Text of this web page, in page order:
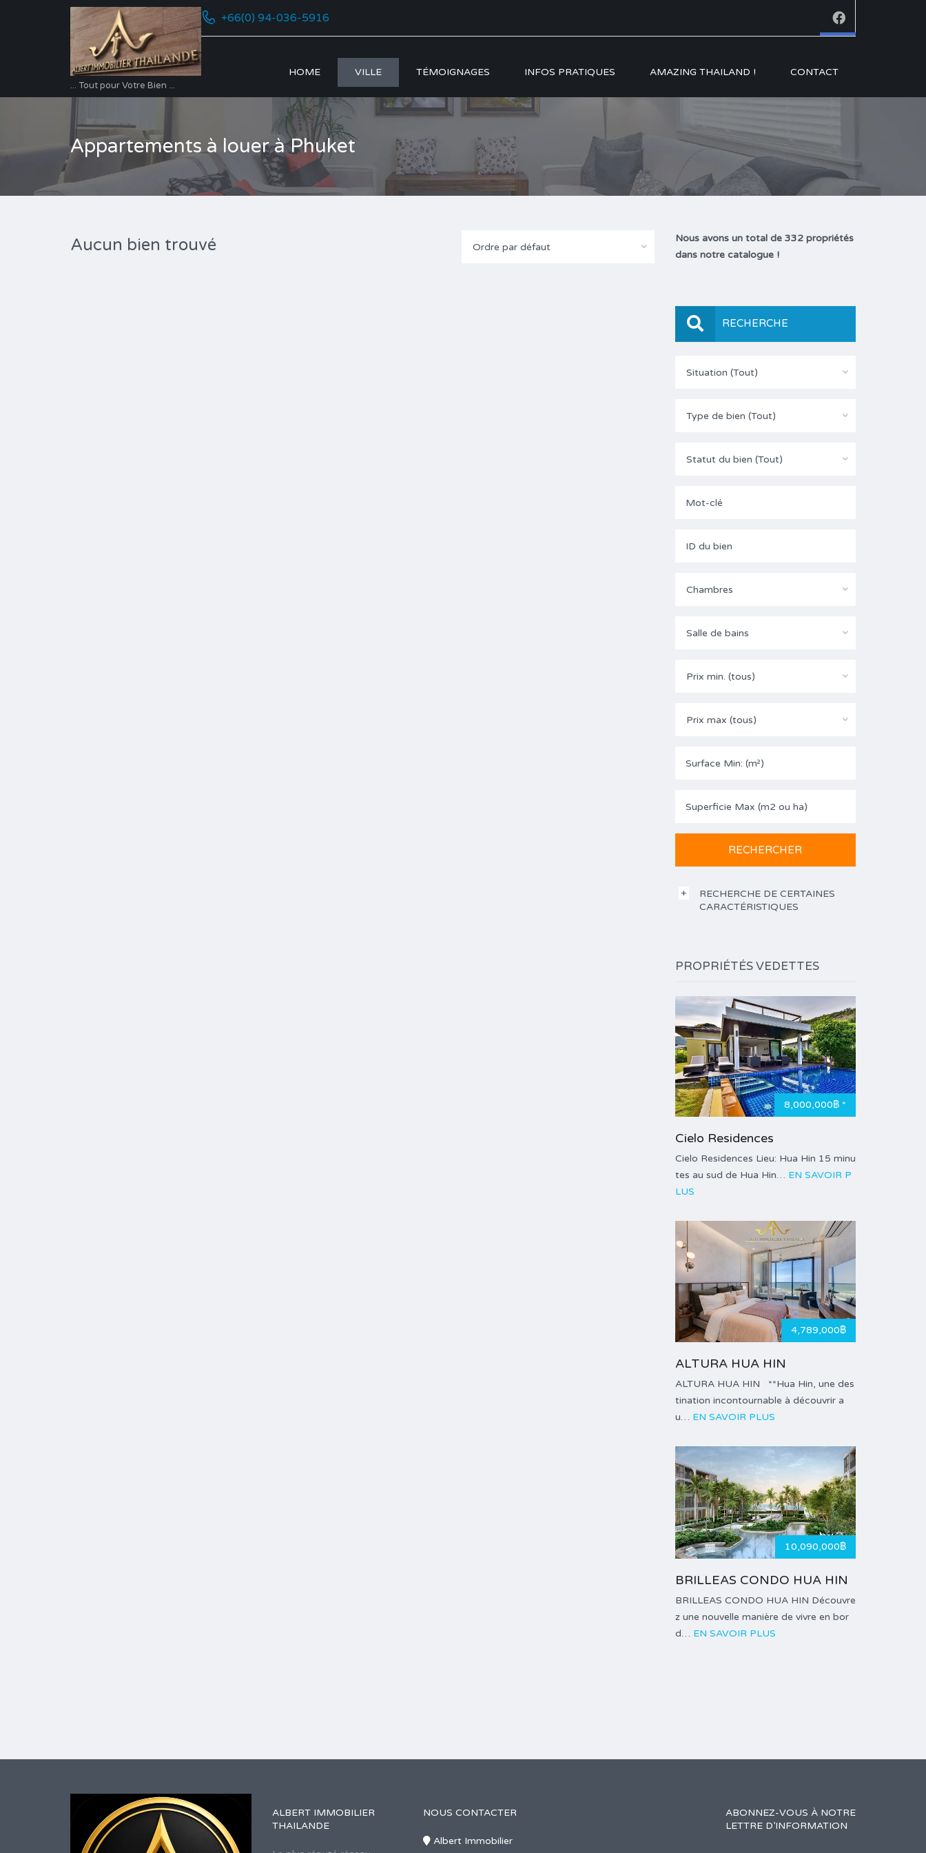
... Tout pour Votre Bien ...
+66(0) 94-036-5916
HOME VILLE TÉMOIGNAGES INFOS PRATIQUES AMAZING THAILAND ! CONTACT
Appartements à louer à Phuket
Aucun bien trouvé Ordre par défaut
Nous avons un total de 332 propriétés
dans notre catalogue !
RECHERCHE
Situation (Tout)
Type de bien (Tout)
Statut du bien (Tout)
Chambres
Salle de bains
Prix min. (tous)
Prix max (tous)
RECHERCHE DE CERTAINES
CARACTÉRISTIQUES
PROPRIÉTÉS VEDETTES
8,000,000฿ *
Cielo Residences
Cielo Residences Lieu: Hua Hin 15 minu
tes au sud de Hua Hin… EN SAVOIR P
LUS
4,789,000฿
ALTURA HUA HIN
ALTURA HUA HIN **Hua Hin, une des
tination incontournable à découvrir a
u… EN SAVOIR PLUS
10,090,000฿
BRILLEAS CONDO HUA HIN
BRILLEAS CONDO HUA HIN Découvre
z une nouvelle manière de vivre en bor
d… EN SAVOIR PLUS
ALBERT IMMOBILIER
THAILANDE
NOUS CONTACTER
Albert Immobilier
ABONNEZ-VOUS À NOTRE
LETTRE D’INFORMATION